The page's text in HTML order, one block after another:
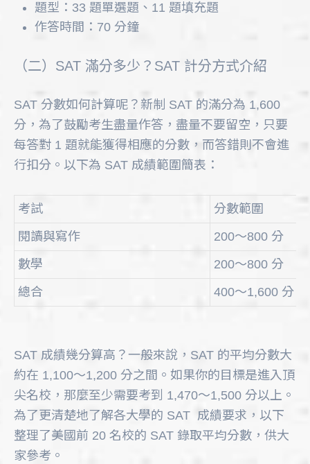
題型：33 題單選題、11 題填充題
作答時間：70 分鐘
（二）SAT 滿分多少？SAT 計分方式介紹
SAT 分數如何計算呢？新制 SAT 的滿分為 1,600
分，為了鼓勵考生盡量作答，盡量不要留空，只要
每答對 1 題就能獲得相應的分數，而答錯則不會進
行扣分。以下為 SAT 成績範圍簡表：
考試
分數範圍
閱讀與寫作
200～800 分
數學
200～800 分
總合
400～1,600 分
SAT 成績幾分算高？一般來說，SAT 的平均分數大
約在 1,100～1,200 分之間。如果你的目標是進入頂
尖名校，那麼至少需要考到 1,470～1,500 分以上。
為了更清楚地了解各大學的 SAT 成績要求，以下
整理了美國前 20 名校的 SAT 錄取平均分數，供大
家參考。